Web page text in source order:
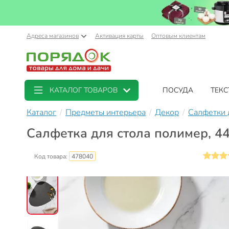
Адреса магазинов Активация карты Оптовым клиентам
КАТАЛОГ ТОВАРОВ ПОСУДА
Каталог Предметы интерьера Декор Салфетки
Салфетка для стола полимер,
Код товара: 478040